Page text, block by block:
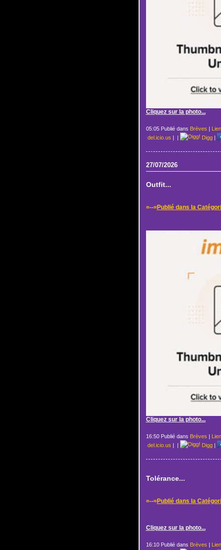
Cliquez sur la photo...
05:05 Publié dans Brèves |
del.icio.us | | Digg|
27/07/2026
Outfit...
=--=Publié dans la
Cliquez sur la photo...
16:50 Publié dans Brèves |
del.icio.us | | Digg|
Tolérance...
=--=Publié dans la
Cliquez sur la photo...
16:10 Publié dans Brèves |